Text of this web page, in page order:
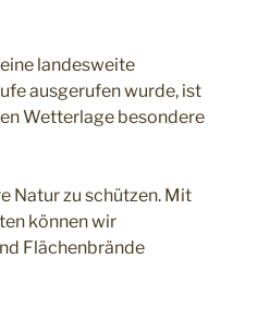
landesweite
ausgerufen wurde, ist
Wetterlage besondere
Natur zu schützen. Mit
können wir
Flächenbrände